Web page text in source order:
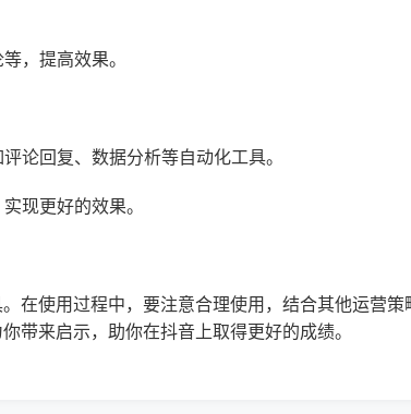
，提高效果。
论回复、数据分析等自动化工具。
现更好的效果。
在使用过程中，要注意合理使用，结合其他运营
带来启示，助你在抖音上取得更好的成绩。